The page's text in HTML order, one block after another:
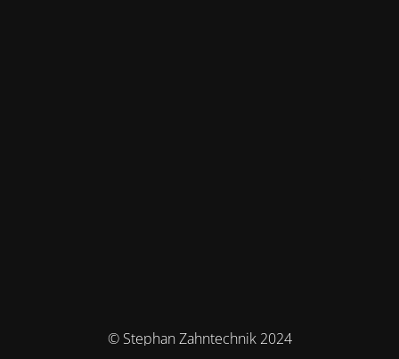
© Stephan Zahntechnik 2024